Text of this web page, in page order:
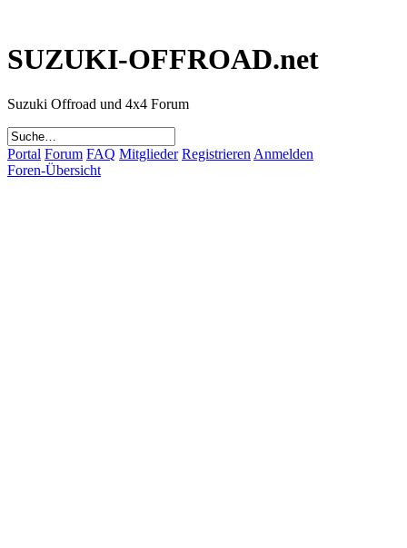
SUZUKI-OFFROAD.net
Suzuki Offroad und 4x4 Forum
Portal Forum FAQ Mitglieder Registrieren Anmelden
Foren-Übersicht